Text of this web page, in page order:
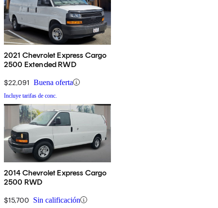
2021 Chevrolet Express Cargo
2500 Extended RWD
$22,091 Buena oferta
Incluye tarifas de conc.
2014 Chevrolet Express Cargo
2500 RWD
$15,700 Sin calificación